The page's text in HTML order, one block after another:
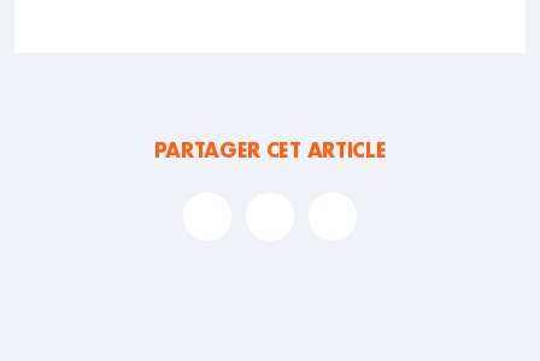
PARTAGER CET ARTICLE